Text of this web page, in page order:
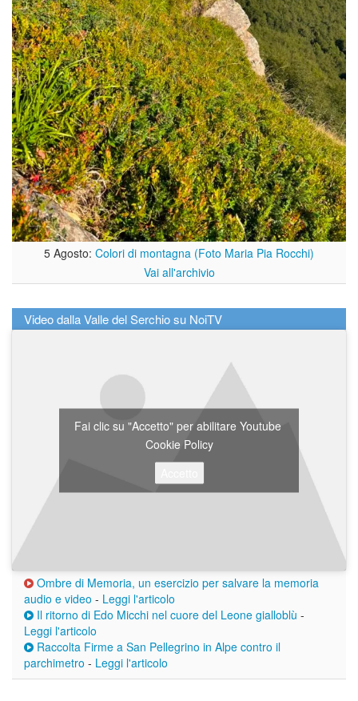
5 Agosto: Colori di montagna (Foto Maria Pia Rocchi)
Vai all'archivio
Video dalla Valle del Serchio su NoiTV
Fai clic su "Accetto" per abilitare Youtube
Cookie Policy
Ombre di Memoria, un esercizio per salvare la memoria
audio e video - Leggi l'articolo
Il ritorno di Edo Micchi nel cuore del Leone gialloblù -
Leggi l'articolo
Raccolta Firme a San Pellegrino in Alpe contro il
parchimetro - Leggi l'articolo